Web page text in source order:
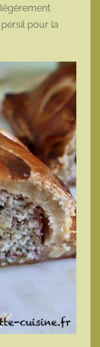
pour la